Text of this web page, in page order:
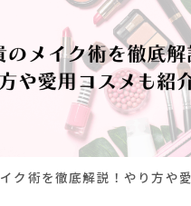
ク術を徹底解説！やり方や